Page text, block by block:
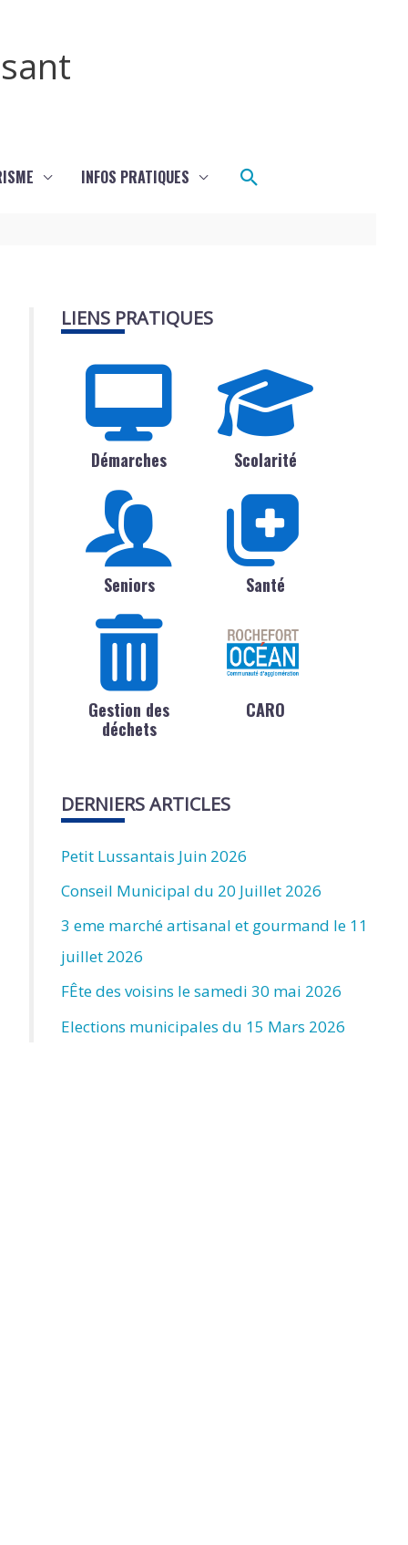
INFOS PRATIQUES Rechercher
LIENS PRATIQUES
Démarches Scolarité
Seniors Santé
Gestion des
déchets
CARO
DERNIERS ARTICLES
Petit Lussantais Juin 2026
Conseil Municipal du 20 Juillet 2026
3 eme marché artisanal et gourmand le 11
juillet 2026
FÊte des voisins le samedi 30 mai 2026
Elections municipales du 15 Mars 2026